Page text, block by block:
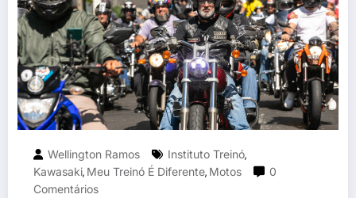
Wellington Ramos Instituto Treinó,
Kawasaki, Meu Treinó É Diferente, Motos
0
Comentários